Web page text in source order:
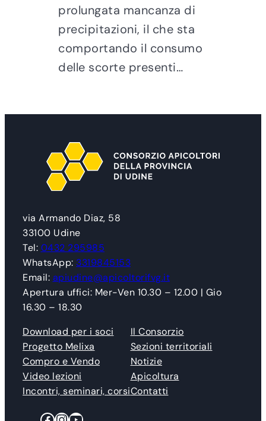
prolungata mancanza di
precipitazioni, il che sta
comportando il consumo
delle scorte presenti…
via Armando Diaz, 58
33100 Udine
Tel: 0432 295985
WhatsApp: 3319845153
Email: apiudine@apicoltorifvg.it
Apertura uffici: Mer-Ven 10.30 – 12.00 | Gio
16.30 – 18.30
Download per i soci
Progetto Melixa
Compro e Vendo
Video lezioni
Incontri, seminari, corsi
Il Consorzio
Sezioni territoriali
Notizie
Apicoltura
Contatti